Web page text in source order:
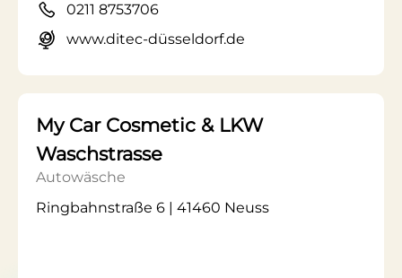
0211 8753706
www.ditec-düsseldorf.de
My Car Cosmetic & LKW
Waschstrasse
Autowäsche
Ringbahnstraße 6 | 41460 Neuss